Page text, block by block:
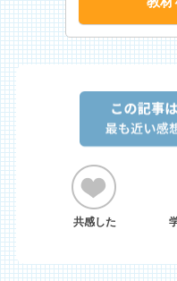
共感した